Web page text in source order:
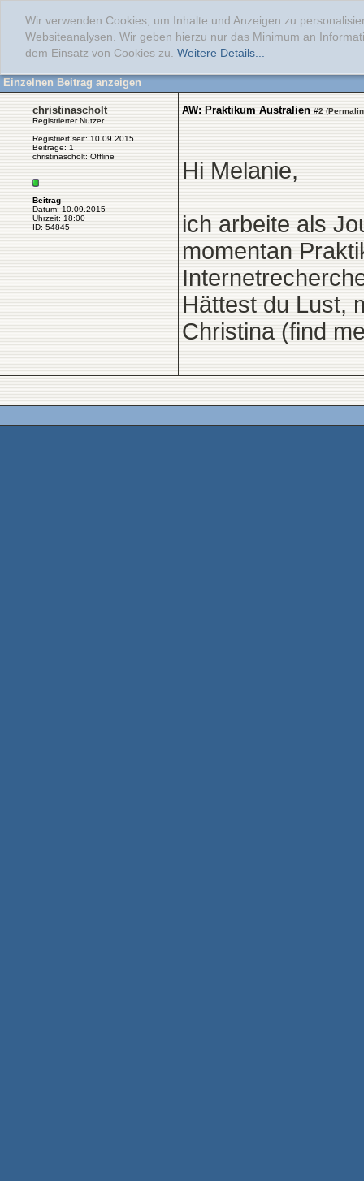
Wir verwenden Cookies, um Inhalte und Anzeigen zu
Websiteanalysen. Wir geben hierzu nur das Minimum an
dem Einsatz von Cookies zu. Weitere Details...
Einzelnen Beitrag anzeigen
christinascholt
Registrierter Nutzer
Registriert seit: 10.09.2015
Beiträge: 1
christinascholt: Offline
Beitrag
Datum: 10.09.2015
Uhrzeit: 18:00
ID: 54845
AW: Praktikum Australien #2 (
Hi Melanie,
ich arbeite als
momentan
Hättest du Lust,
Christina (find